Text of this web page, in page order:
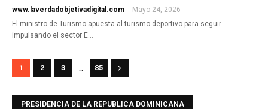
www.laverdadobjetivadigital.com - Mayo 24, 2026
El ministro de Turismo apuesta al turismo deportivo para seguir
impulsando el sector E…
1 2 3 ... 85
PRESIDENCIA DE LA REPUBLICA DOMINICANA